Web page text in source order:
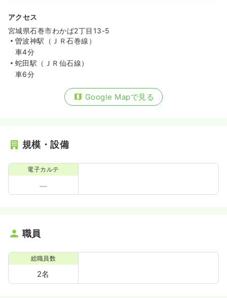
アクセス
宮城県石巻市わかば2丁目13-5
曽波神駅（ＪＲ石巻線）
車4分
蛇田駅（ＪＲ仙石線）
車6分
Google Mapで見る
規模・設備
電子カルテ
職員
総職員数
2名